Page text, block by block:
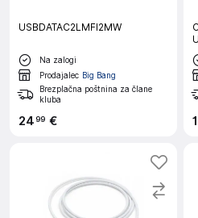
USBDATAC2LMFI2MW
Na zalogi
Prodajalec Big Bang
Brezplačna poštnina za člane
kluba
2499 €